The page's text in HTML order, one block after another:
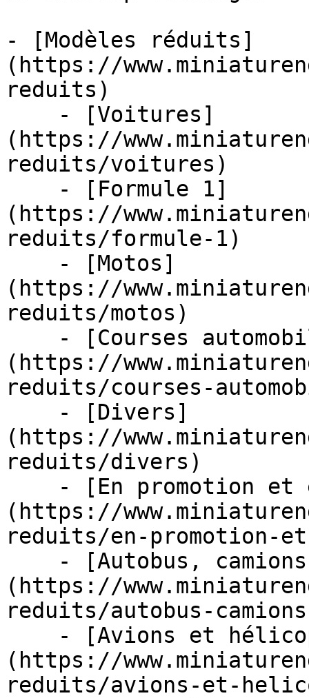
- [Modèles réduits]
(https://
reduits)
(https://
reduits/voitures)
(https://
reduits/formule-1)
(https://
reduits/motos)
(https://
reduits/courses-
(https://
reduits/divers)
(https://
reduits/en-promotion-
(https://
reduits/autobus-
(https://
reduits/avions-et-